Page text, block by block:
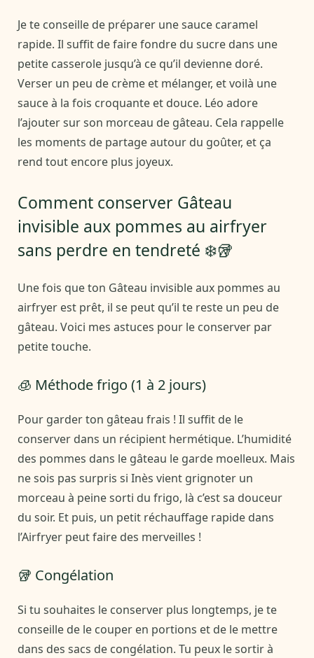
Je te conseille de préparer une sauce caramel
rapide. Il suffit de faire fondre du sucre dans une
petite casserole jusqu’à ce qu’il devienne doré.
Verser un peu de crème et mélanger, et voilà une
sauce à la fois croquante et douce. Léo adore
l’ajouter sur son morceau de gâteau. Cela rappelle
les moments de partage autour du goûter, et ça
rend tout encore plus joyeux.
Comment conserver Gâteau
invisible aux pommes au airfryer
sans perdre en tendreté ❄️🥡
Une fois que ton Gâteau invisible aux pommes au
airfryer est prêt, il se peut qu’il te reste un peu de
gâteau. Voici mes astuces pour le conserver par
petite touche.
🧊 Méthode frigo (1 à 2 jours)
Pour garder ton gâteau frais ! Il suffit de le
conserver dans un récipient hermétique. L’humidité
des pommes dans le gâteau le garde moelleux. Mais
ne sois pas surpris si Inès vient grignoter un
morceau à peine sorti du frigo, là c’est sa douceur
du soir. Et puis, un petit réchauffage rapide dans
l’Airfryer peut faire des merveilles !
🥡 Congélation
Si tu souhaites le conserver plus longtemps, je te
conseille de le couper en portions et de le mettre
dans des sacs de congélation. Tu peux le sortir à